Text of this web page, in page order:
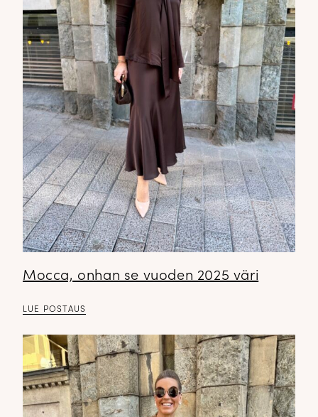
Mocca, onhan se vuoden 2025 väri
LUE POSTAUS